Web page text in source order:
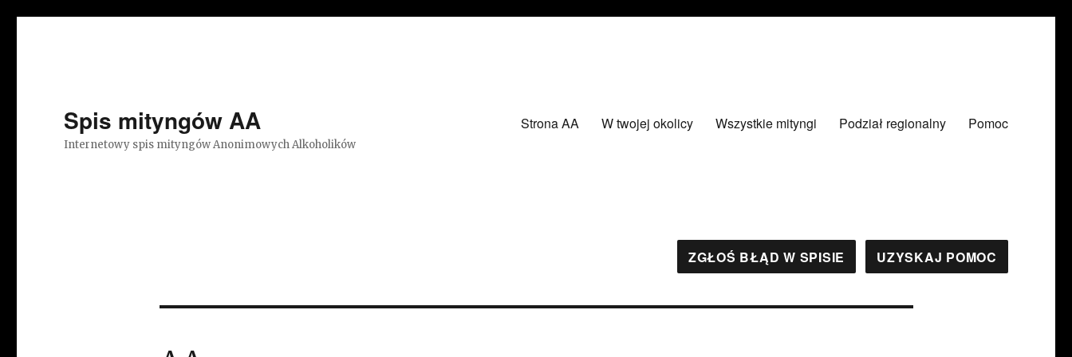
Spis mityngów AA
Internetowy spis mityngów Anonimowych Alkoholików
Strona AA W twojej okolicy Wszystkie mityngi Podział regionalny Pomoc
ZGŁOŚ BŁĄD W SPISIE UZYSKAJ POMOC